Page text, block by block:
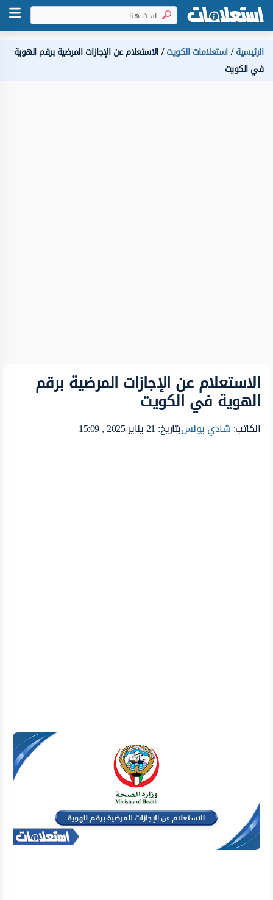
الرئيسية استعلامات الكويت الاستعلام عن الإجازات المرضية برقم الهوية
في الكويت
الاستعلام عن الإجازات المرضية برقم
الهوية في الكويت
الكاتب:شادي يونسبتاريخ: 21 يناير 2025 , 15:09